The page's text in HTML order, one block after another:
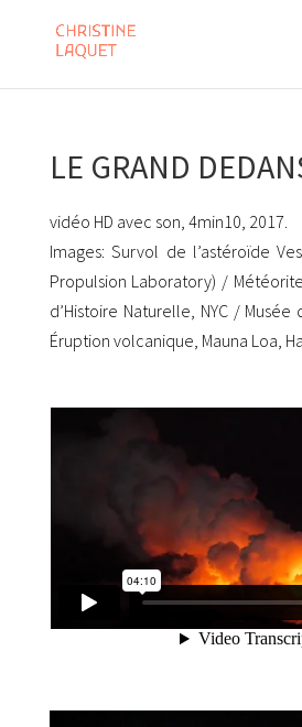
LE GRAND
vidéo HD avec son, 4min10, 2017.
Images: Survol de l’astéroïde
Propulsion Laboratory) /
d’Histoire Naturelle, NYC / Musée
Éruption volcanique, Mauna Loa,